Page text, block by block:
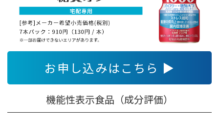
お申し込みはこちら ▶
機能性表示食品（成分評価）